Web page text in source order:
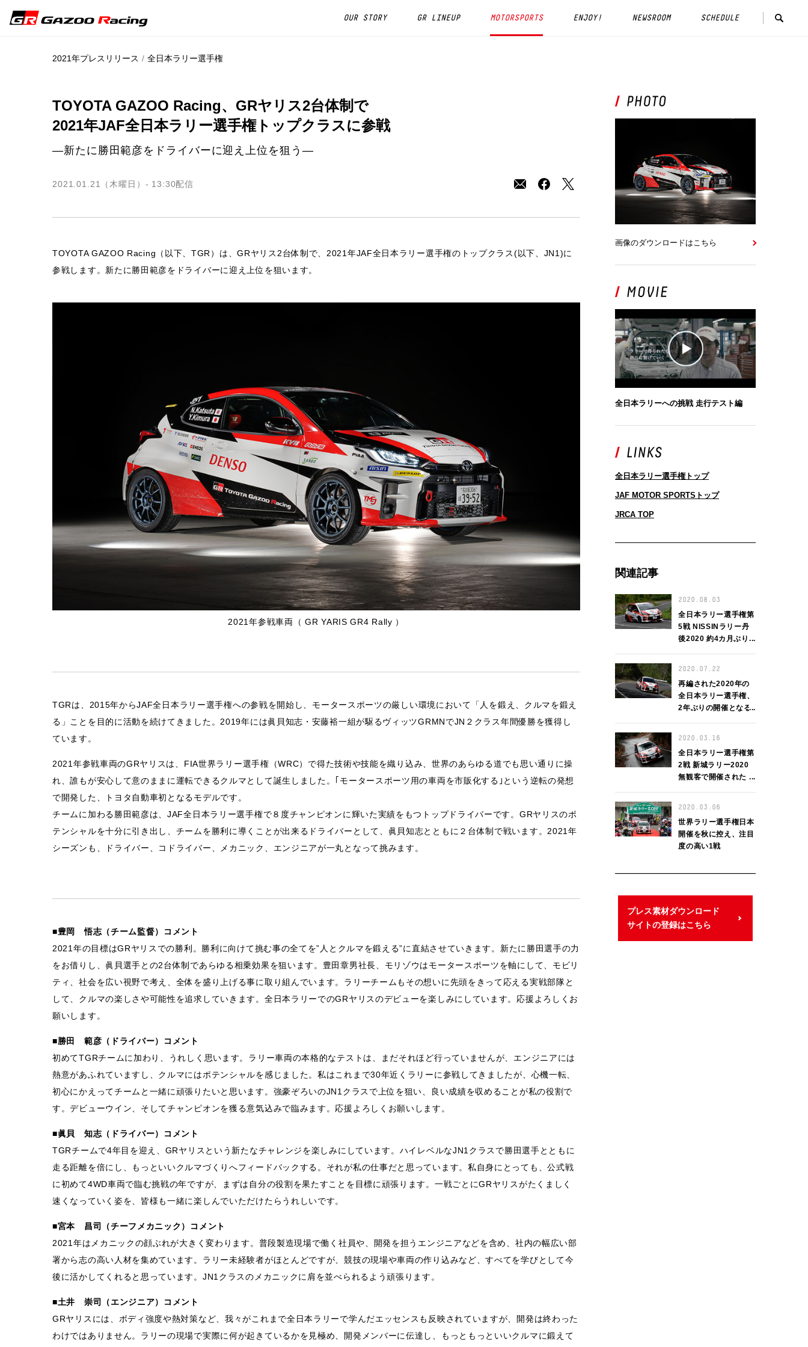
OUR STORY GR LINEUP MOTORSPORTS ENJOY! NEWSROOM SCHEDULE
2021年プレスリリース 全日本ラリー選手権
TOYOTA GAZOO Racing、GRヤリス2台体制で
2021年JAF全日本ラリー選手権トップクラスに参戦
―新たに勝田範彦をドライバーに迎え上位を狙う―
2021.01.21（木曜日）- 13:30配信
TOYOTA GAZOO Racing（以下、TGR）は、GRヤリス2台体制で、2021年JAF全日本ラリー選手権のトップクラス(以下、JN1)に
参戦します。新たに勝田範彦をドライバーに迎え上位を狙います。
2021年参戦車両（ GR YARIS GR4 Rally ）
TGRは、2015年からJAF全日本ラリー選手権への参戦を開始し、モータースポーツの厳しい環境において「人を鍛え、クルマを鍛え
る」ことを目的に活動を続けてきました。2019年には眞貝知志・安藤裕一組が駆るヴィッツGRMNでJN２クラス年間優勝を獲得し
ています。
2021年参戦車両のGRヤリスは、FIA世界ラリー選手権（WRC）で得た技術や技能を織り込み、世界のあらゆる道でも思い通りに操
れ、誰もが安心して意のままに運転できるクルマとして誕生しました。｢モータースポーツ用の車両を市販化する｣という逆転の発想
で開発した、トヨタ自動車初となるモデルです。
チームに加わる勝田範彦は、JAF全日本ラリー選手権で８度チャンピオンに輝いた実績をもつトップドライバーです。GRヤリスのポ
テンシャルを十分に引き出し、チームを勝利に導くことが出来るドライバーとして、眞貝知志とともに２台体制で戦います。2021年
シーズンも、ドライバー、コドライバー、メカニック、エンジニアが一丸となって挑みます。
■豊岡 悟志（チーム監督）コメント
2021年の目標はGRヤリスでの勝利。勝利に向けて挑む事の全てを”人とクルマを鍛える”に直結させていきます。新たに勝田選手の力
をお借りし、眞貝選手との2台体制であらゆる相乗効果を狙います。豊田章男社長、モリゾウはモータースポーツを軸にして、モビリ
ティ、社会を広い視野で考え、全体を盛り上げる事に取り組んでいます。ラリーチームもその想いに先頭をきって応える実戦部隊と
して、クルマの楽しさや可能性を追求していきます。全日本ラリーでのGRヤリスのデビューを楽しみにしています。応援よろしくお
願いします。
■勝田 範彦（ドライバー）コメント
初めてTGRチームに加わり、うれしく思います。ラリー車両の本格的なテストは、まだそれほど行っていませんが、エンジニアには
熱意があふれていますし、クルマにはポテンシャルを感じました。私はこれまで30年近くラリーに参戦してきましたが、心機一転、
初心にかえってチームと一緒に頑張りたいと思います。強豪ぞろいのJN1クラスで上位を狙い、良い成績を収めることが私の役割で
す。デビューウイン、そしてチャンピオンを獲る意気込みで臨みます。応援よろしくお願いします。
■眞貝 知志（ドライバー）コメント
TGRチームで4年目を迎え、GRヤリスという新たなチャレンジを楽しみにしています。ハイレベルなJN1クラスで勝田選手とともに
走る距離を倍にし、もっといいクルマづくりへフィードバックする。それが私の仕事だと思っています。私自身にとっても、公式戦
に初めて4WD車両で臨む挑戦の年ですが、まずは自分の役割を果たすことを目標に頑張ります。一戦ごとにGRヤリスがたくましく
速くなっていく姿を、皆様も一緒に楽しんでいただけたらうれしいです。
■宮本 昌司（チーフメカニック）コメント
2021年はメカニックの顔ぶれが大きく変わります。普段製造現場で働く社員や、開発を担うエンジニアなどを含め、社内の幅広い部
署から志の高い人材を集めています。ラリー未経験者がほとんどですが、競技の現場や車両の作り込みなど、すべてを学びとして今
後に活かしてくれると思っています。JN1クラスのメカニックに肩を並べられるよう頑張ります。
■土井 崇司（エンジニア）コメント
GRヤリスには、ボディ強度や熱対策など、我々がこれまで全日本ラリーで学んだエッセンスも反映されていますが、開発は終わった
わけではありません。ラリーの現場で実際に何が起きているかを見極め、開発メンバーに伝達し、もっともっといいクルマに鍛えて
画像のダウンロードはこちら
全日本ラリーへの挑戦 走行テスト編
全日本ラリー選手権トップ
JAF MOTOR SPORTSトップ
JRCA TOP
関連記事
2020.08.03
全日本ラリー選手権第
5戦 NISSINラリー丹
後2020 約4カ月ぶり
を獲得
2020.07.22
再編された2020年の
全日本ラリー選手権、
2年ぶりの開催となる
2020.03.16
全日本ラリー選手権第
2戦 新城ラリー2020
無観客で開催された
2020.03.06
世界ラリー選手権日本
開催を秋に控え、注目
度の高い1戦
プレス素材ダウンロード
サイトの登録はこちら